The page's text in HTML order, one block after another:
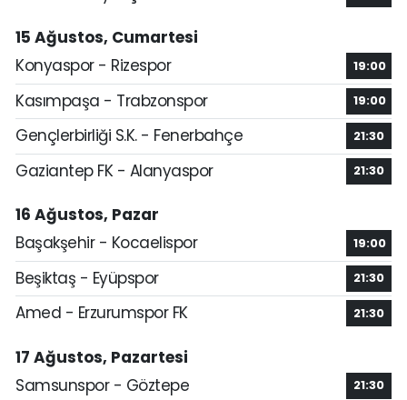
15 Ağustos, Cumartesi
Konyaspor - Rizespor
19:00
Kasımpaşa - Trabzonspor 19:00
Gençlerbirliği S.K. - Fenerbahçe 21:30
Gaziantep FK - Alanyaspor 21:30
16 Ağustos, Pazar
Başakşehir - Kocaelispor
19:00
Beşiktaş - Eyüpspor 21:30
Amed - Erzurumspor FK 21:30
17 Ağustos, Pazartesi
Samsunspor - Göztepe
21:30